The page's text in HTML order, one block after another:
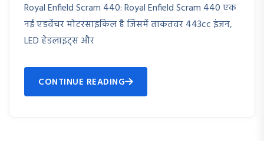
Royal Enfield Scram 440: Royal Enfield Scram 440 एक
नई एडवेंचर मोटरसाइकिल है जिसमें ताकतवर 443cc इंजन,
LED हेडलाइट्स और
CONTINUE READING